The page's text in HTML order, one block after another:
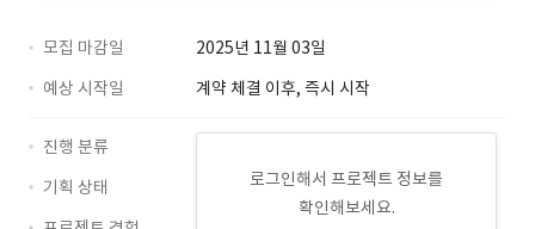
모집 마감일
2025년 11월 03일
예상 시작일
계약 체결 이후, 즉시 시작
로그인해서 프로젝트 정보를
확인해보세요.
진행 분류
기획 상태